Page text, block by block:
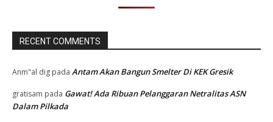
RECENT COMMENTS
Anm"al dig pada Antam Akan Bangun Smelter Di KEK Gresik
gratisam pada Gawat! Ada Ribuan Pelanggaran Netralitas ASN
Dalam Pilkada